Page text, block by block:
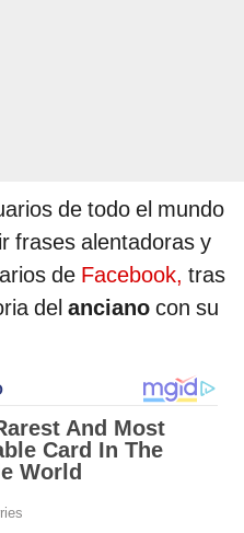
de todo el mundo
frases alentadoras y
de Facebook, tras
del anciano con su